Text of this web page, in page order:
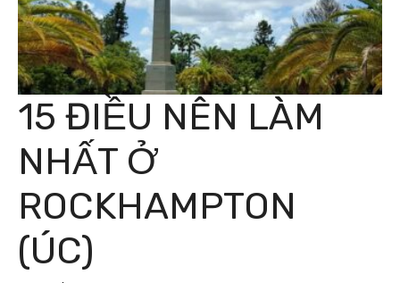
15 ĐIỀU NÊN LÀM
NHẤT Ở
ROCKHAMPTON
(ÚC)